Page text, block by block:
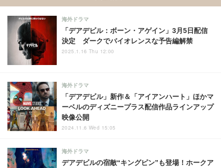
「デアデビル：ボーン・アゲイン」3月5日配信
決定 ダークでバイオレンスな予告編解禁
海外ドラマ
2025.1.16 Thu 12:00
「デアデビル」新作＆「アイアンハート」ほかマ
ーベルのディズニープラス配信作品ラインアップ
映像公開
海外ドラマ
2024.11.6 Wed 15:05
デアデビルの宿敵“キングピン”も登場！ホークア
海外ドラマ